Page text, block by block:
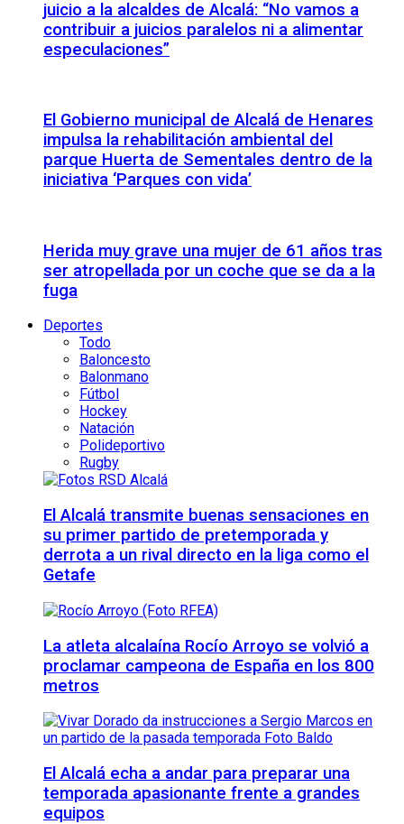
juicio a la alcaldes de Alcalá: “No vamos a
contribuir a juicios paralelos ni a alimentar
especulaciones”
El Gobierno municipal de Alcalá de Henares
impulsa la rehabilitación ambiental del
parque Huerta de Sementales dentro de la
iniciativa ‘Parques con vida’
Herida muy grave una mujer de 61 años tras
ser atropellada por un coche que se da a la
fuga
Deportes
Todo
Baloncesto
Balonmano
Fútbol
Hockey
Natación
Polideportivo
Rugby
El Alcalá transmite buenas sensaciones en
su primer partido de pretemporada y
derrota a un rival directo en la liga como el
Getafe
La atleta alcalaína Rocío Arroyo se volvió a
proclamar campeona de España en los 800
metros
El Alcalá echa a andar para preparar una
temporada apasionante frente a grandes
equipos